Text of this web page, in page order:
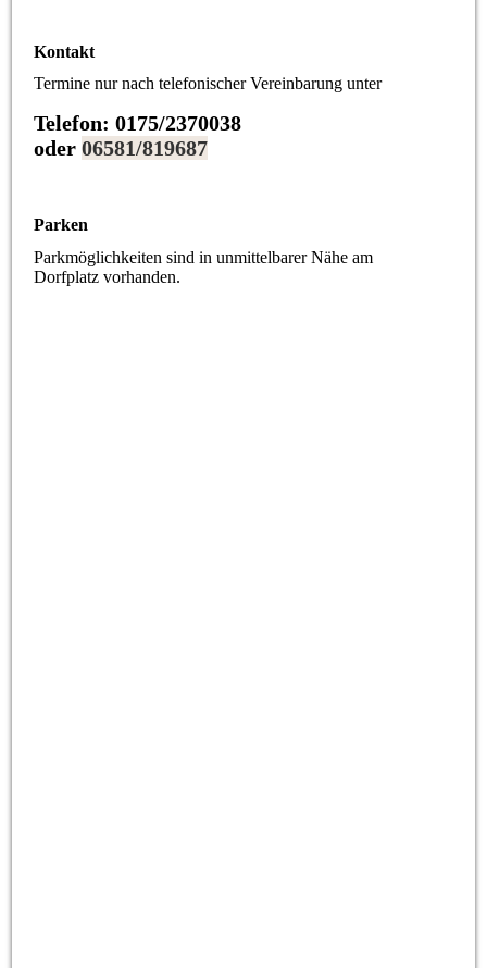
Kontakt
Termine nur nach telefonischer Vereinbarung unter
Telefon: 0175/2370038
oder06581/819687
Parken
Parkmöglichkeiten sind in unmittelbarer Nähe am
Dorfplatz vorhanden.